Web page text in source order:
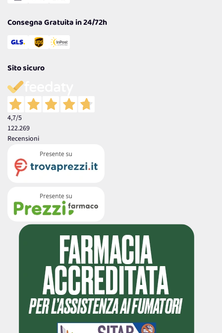
Consegna Gratuita in 24/72h
Sito sicuro
4,7/5
122.269
Recensioni